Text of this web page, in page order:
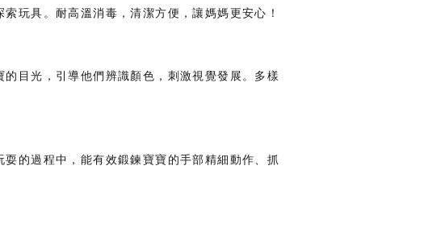
玩具。耐高溫消毒，清潔方便，讓媽媽更安心！
目光，引導他們辨識顏色，刺激視覺發展。多樣
的過程中，能有效鍛鍊寶寶的手部精細動作、抓